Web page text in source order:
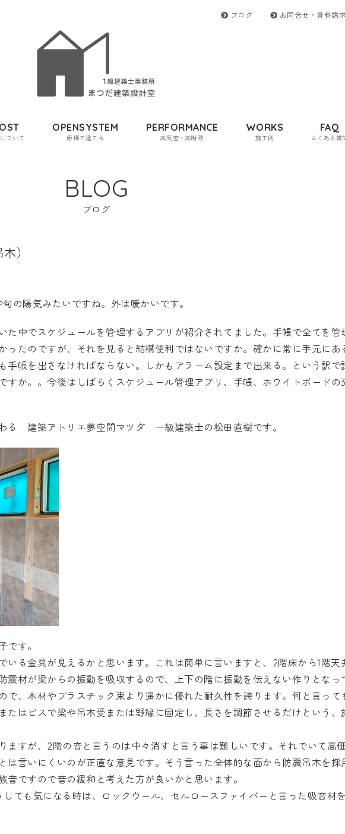
ブログ お問合せ・資料請
ついて
OPENSYSTEM
原価で建てる
PERFORMANCE
高気密・高断熱
WORKS
施工例
FAQ
よくある質
BLOG
ブログ
）
の陽気みたいですね。外は暖かいです。
た中でスケジュールを管理するアプリが紹介されてました。手帳で全てを管
ったのですが、それを見ると結構便利ではないですか。確かに常に手元にあ
手帳を出さなければならない。しかもアラーム設定まで出来る。という訳で
すか。。今後はしばらくスケジュール管理アプリ、手帳、ホワイトボードの
る 建築アトリエ夢空間マツダ 一級建築士の松田直樹です。
です。
いる金具が見えるかと思います。これは簡単に言いますと、2階床から1階天
震材が梁からの振動を吸収するので、上下の階に振動を伝えない作りとなっ
で、木材やプラスチック束より遥かに優れた耐久性を誇ります。何と言って
たはビスで梁や吊木受または野縁に固定し、長さを調節させるだけという、
ますが、2階の音と言うのは中々消すと言う事は難しいです。それでいて高
は言いにくいのが正直な意見です。そう言った全体的な面から防震吊木を採
ですので音の緩和と考えた方が良いかと思います。
ても気になる時は、ロックウール、セルロースファイバーと言った吸音材